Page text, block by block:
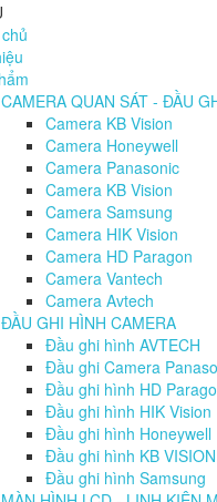
CAMERA QUAN SÁT - ĐẦU
Camera KB Vision
Camera Honeywell
Camera Panasonic
Camera KB Vision
Camera Samsung
Camera HIK Vision
Camera HD Paragon
Camera Vantech
Camera Avtech
ĐẦU GHI HÌNH CAMERA
Đầu ghi hình AVTECH
Đầu ghi Camera
Đầu ghi hình HD
Đầu ghi hình HIK Vision
Đầu ghi hình Honeywell
Đầu ghi hình KB VISION
Đầu ghi hình Samsung